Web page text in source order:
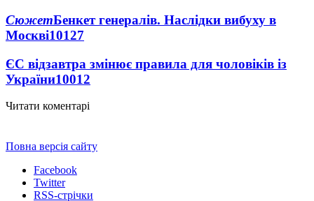
СюжетБенкет генералів. Наслідки вибуху в
Москві10127
ЄС відзавтра змінює правила для чоловіків із
України10012
Читати коментарі
Повна версія сайту
Facebook
Twitter
RSS-стрічки